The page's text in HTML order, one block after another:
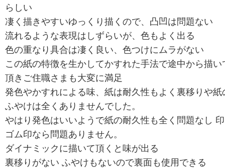
らしい
凄く描きやすいゆっくり描くので、凸凹は問題ない
流れるような表現はしずらいが、色もよく出る
色の重なり具合は凄く良い、色つけにムラがない
この紙の特徴を生かしてかすれた手法で途中から描い
頂きご住職さまも大変に満足
発色やかすれによる味、紙は耐久性もよく裏移りや紙
ふやけは全くありませんでした。
やはり発色はいいようで紙の耐久性も全く問題なし
ゴム印なら問題ありません。
ダイナミックに描いて頂くと味が出る
裏移りがない ふやけもないので裏面も使用できる